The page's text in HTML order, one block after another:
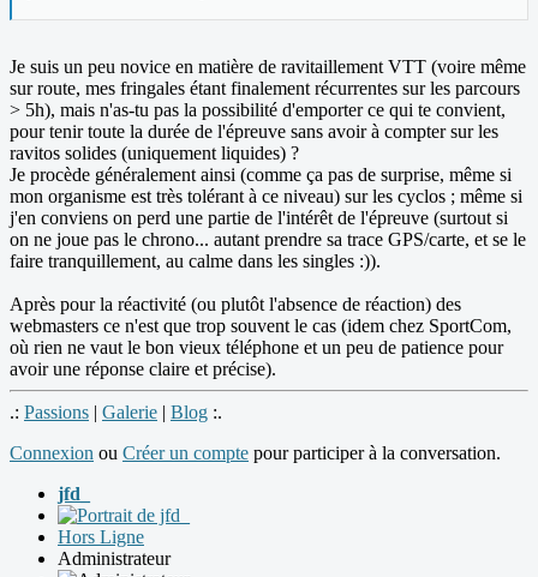
Je suis un peu novice en matière de ravitaillement VTT (voire même
sur route, mes fringales étant finalement récurrentes sur les parcours
> 5h), mais n'as-tu pas la possibilité d'emporter ce qui te convient,
pour tenir toute la durée de l'épreuve sans avoir à compter sur les
ravitos solides (uniquement liquides) ?
Je procède généralement ainsi (comme ça pas de surprise, même si
mon organisme est très tolérant à ce niveau) sur les cyclos ; même si
j'en conviens on perd une partie de l'intérêt de l'épreuve (surtout si
on ne joue pas le chrono... autant prendre sa trace GPS/carte, et se le
faire tranquillement, au calme dans les singles :)).
Après pour la réactivité (ou plutôt l'absence de réaction) des
webmasters ce n'est que trop souvent le cas (idem chez SportCom,
où rien ne vaut le bon vieux téléphone et un peu de patience pour
avoir une réponse claire et précise).
.: Passions | Galerie | Blog :.
Connexion ou Créer un compte pour participer à la conversation.
jfd_
Hors Ligne
Administrateur